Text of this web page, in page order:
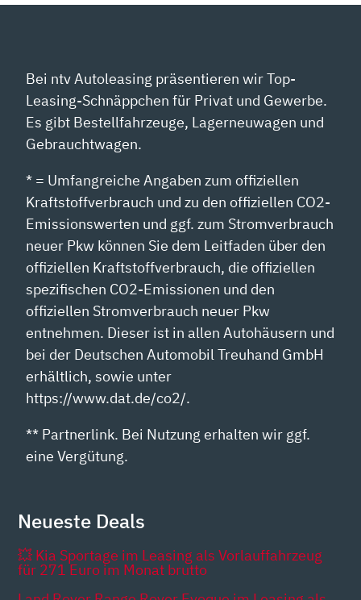
Bei ntv Autoleasing präsentieren wir Top-
Leasing-Schnäppchen für Privat und Gewerbe.
Es gibt Bestellfahrzeuge, Lagerneuwagen und
Gebrauchtwagen.
* = Umfangreiche Angaben zum offiziellen
Kraftstoffverbrauch und zu den offiziellen CO2-
Emissionswerten und ggf. zum Stromverbrauch
neuer Pkw können Sie dem Leitfaden über den
offiziellen Kraftstoffverbrauch, die offiziellen
spezifischen CO2-Emissionen und den
offiziellen Stromverbrauch neuer Pkw
entnehmen. Dieser ist in allen Autohäusern und
bei der Deutschen Automobil Treuhand GmbH
erhältlich, sowie unter
https://www.dat.de/co2/.
** Partnerlink. Bei Nutzung erhalten wir ggf.
eine Vergütung.
Neueste Deals
💥 Kia Sportage im Leasing als Vorlauffahrzeug
für 271 Euro im Monat brutto